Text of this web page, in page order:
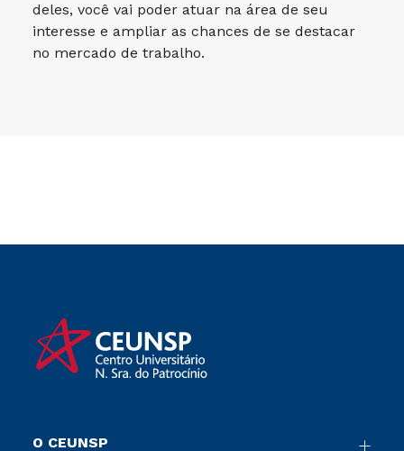
deles, você vai poder atuar na área de seu
interesse e ampliar as chances de se destacar
no mercado de trabalho.
O CEUNSP